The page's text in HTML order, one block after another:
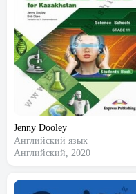
Jenny Dooley
Английский язык
Английский, 2020